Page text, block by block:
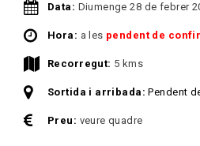
Data: Diumenge 28 de febrer
Hora: a les pendent de
Recorregut: 5 kms
Sortida i arribada: Pendent
Preu: veure quadre